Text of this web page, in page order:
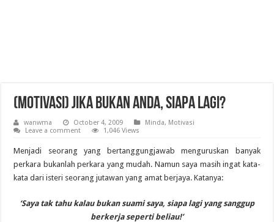
(Motivasi) Jika Bukan Anda, Siapa Lagi?
wanwma October 4, 2009 Minda, Motivasi
Leave a comment
1,046 Views
Menjadi seorang yang bertanggungjawab menguruskan banyak
perkara bukanlah perkara yang mudah. Namun saya masih ingat kata-
kata dari isteri seorang jutawan yang amat berjaya. Katanya:
‘Saya tak tahu kalau bukan suami saya, siapa lagi yang sanggup
berkerja seperti beliau!’